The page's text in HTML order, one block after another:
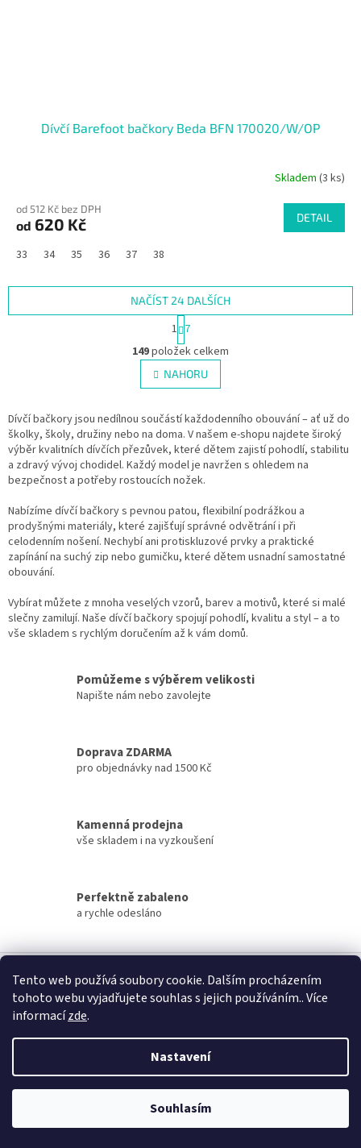
Tento web používá soubory cookie. Dalším procházením
tohoto webu vyjadřujete souhlas s jejich používáním.. Více
informacízde.
Nastavení
Souhlasím
Dívčí Barefoot bačkory Beda BFN 170020/W/OP
Skladem (3 ks)
od 512 Kč bez DPH
od 620 Kč DETAIL
33 34 35 36 37 38
O
v
l
á
a
c
í
p
r
k
y
v
ý
s
u
NAČÍST 24 DALŠÍCH
S
t
r
á
n
k
v
á
n
í
1 7
149položek celkem
NAHORU
Dívčí bačkory jsou nedílnou součástí každodenního obouvání – ať už do
školky, školy, družiny nebo na doma. V našem e-shopu najdete široký
výběr kvalitních dívčích přezůvek, které dětem zajistí pohodlí, stabilitu
a zdravý vývoj chodidel. Každý model je navržen s ohledem na
bezpečnost a potřeby rostoucích nožek.
Nabízíme dívčí bačkory s pevnou patou, flexibilní podrážkou a
prodyšnými materiály, které zajišťují správné odvětrání i při
celodenním nošení. Nechybí ani protiskluzové prvky a praktické
zapínání na suchý zip nebo gumičku, které dětem usnadní samostatné
obouvání.
Vybírat můžete z mnoha veselých vzorů, barev a motivů, které si malé
slečny zamilují. Naše dívčí bačkory spojují pohodlí, kvalitu a styl – a to
vše skladem s rychlým doručením až k vám domů.
Pomůžeme s výběrem velikosti
Napište nám nebo zavolejte
Doprava ZDARMA
pro objednávky nad 1500 Kč
Kamenná prodejna
vše skladem i na vyzkoušení
Perfektně zabaleno
a rychle odesláno
Z
Kontakt
https://www.facebook.com/rajdetskychboticek/
Získejte 100 Kč